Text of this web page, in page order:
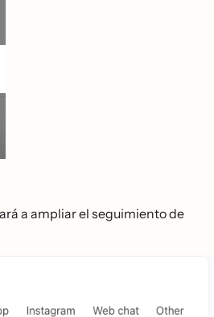
a ampliar el seguimiento de